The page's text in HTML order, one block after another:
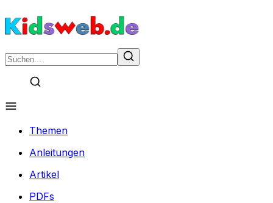
Themen
Anleitungen
Artikel
PDFs